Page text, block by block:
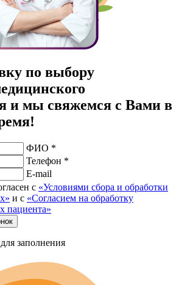
по выбору
и мы свяжемся с Вами в
ФИО *
Телефон *
E-mail
с «Условиями сбора и обработки
и с «Согласием на обработку
пациента»
заполнения